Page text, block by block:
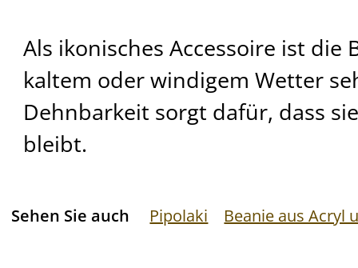
Als ikonisches Accessoire ist die
kaltem oder windigem Wetter
Dehnbarkeit sorgt dafür, dass
bleibt.
Sehen Sie auch Pipolaki Beanie aus Acryl